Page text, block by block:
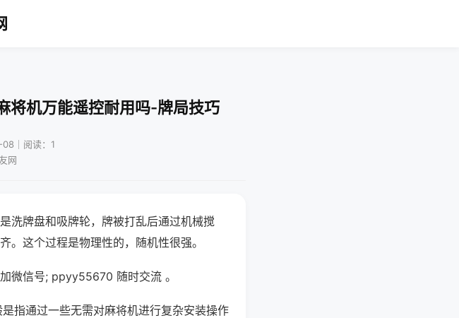
将机万能遥控耐用吗-牌局技巧
｜阅读：1
网
洗牌盘和吸牌轮，牌被打乱后通过机械搅
。这个过程是物理性的，随机性很强。
微信号; ppyy55670 随时交流 。
指通过一些无需对麻将机进行复杂安装操作